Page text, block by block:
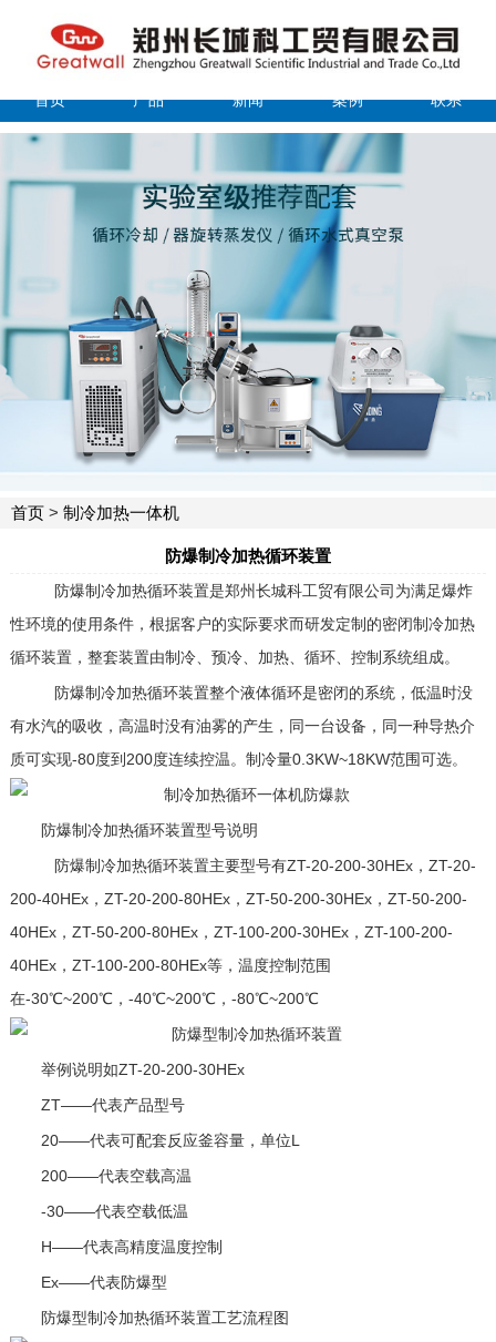
首页 产品 新闻 案例 联系
首页 > 制冷加热一体机
防爆制冷加热循环装置
防爆制冷加热循环装置是郑州长城科工贸有限公司为满足爆炸
性环境的使用条件，根据客户的实际要求而研发定制的密闭制冷加热
循环装置，整套装置由制冷、预冷、加热、循环、控制系统组成。
防爆制冷加热循环装置整个液体循环是密闭的系统，低温时没
有水汽的吸收，高温时没有油雾的产生，同一台设备，同一种导热介
质可实现-80度到200度连续控温。制冷量0.3KW~18KW范围可选。
防爆制冷加热循环装置型号说明
防爆制冷加热循环装置主要型号有ZT-20-200-30HEx，ZT-20-
200-40HEx，ZT-20-200-80HEx，ZT-50-200-30HEx，ZT-50-200-
40HEx，ZT-50-200-80HEx，ZT-100-200-30HEx，ZT-100-200-
40HEx，ZT-100-200-80HEx等，温度控制范围
在-30℃~200℃，-40℃~200℃，-80℃~200℃
举例说明如ZT-20-200-30HEx
ZT——代表产品型号
20——代表可配套反应釜容量，单位L
200——代表空载高温
-30——代表空载低温
H——代表高精度温度控制
Ex——代表防爆型
防爆型制冷加热循环装置工艺流程图